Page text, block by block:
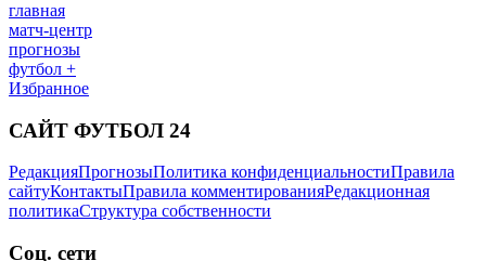
главная
матч-центр
прогнозы
футбол +
Избранное
САЙТ ФУТБОЛ 24
РедакцияПрогнозыПолитика конфиденциальностиПравила
сайтуКонтактыПравила комментированияРедакционная
политикаСтруктура собственности
Соц. сети